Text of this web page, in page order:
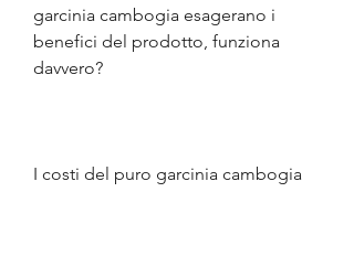
garcinia cambogia esagerano i
benefici del prodotto, funziona
davvero?
I costi del puro garcinia cambogia